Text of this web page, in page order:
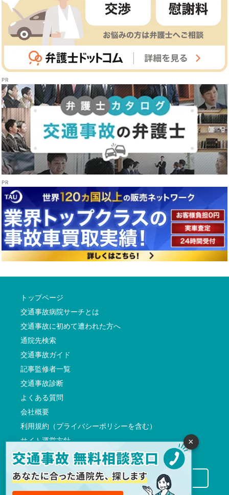
トップページ
交通事故病院サーチとは
交通事故に初めて遭われた方へ
通院先検索
交通事故ガイド
記事監修者一覧
交通事故診断
よくある質問
会社概要
利用規約（プライバシーポリシーを含む）
サイト運営方針
反社会的勢力に対する基本方針
交通事故病院サーチに掲載希望の先生方へ
×